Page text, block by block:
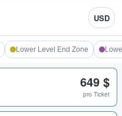
USD
Lower Level End Zone
649 $
pro Ticket